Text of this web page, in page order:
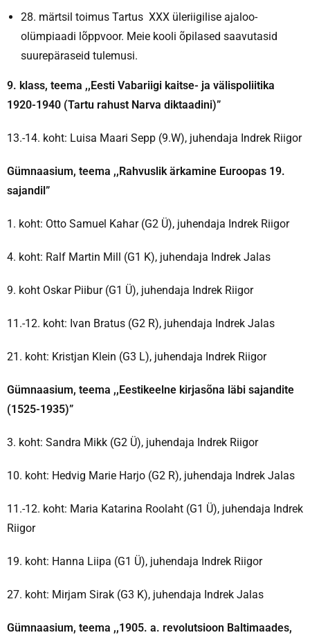
28. märtsil toimus Tartus XXX üleriigilise ajaloo-
olümpiaadi lõppvoor. Meie kooli õpilased saavutasid
suurepäraseid tulemusi.
9. klass, teema ,,Eesti Vabariigi kaitse- ja välispoliitika
1920-1940 (Tartu rahust Narva diktaadini)”
13.-14. koht: Luisa Maari Sepp (9.W), juhendaja Indrek Riigor
Gümnaasium, teema ,,Rahvuslik ärkamine Euroopas 19.
sajandil”
1. koht: Otto Samuel Kahar (G2 Ü), juhendaja Indrek Riigor
4. koht: Ralf Martin Mill (G1 K), juhendaja Indrek Jalas
9. koht Oskar Piibur (G1 Ü), juhendaja Indrek Riigor
11.-12. koht: Ivan Bratus (G2 R), juhendaja Indrek Jalas
21. koht: Kristjan Klein (G3 L), juhendaja Indrek Riigor
Gümnaasium, teema ,,Eestikeelne kirjasõna läbi sajandite
(1525-1935)”
3. koht: Sandra Mikk (G2 Ü), juhendaja Indrek Riigor
10. koht: Hedvig Marie Harjo (G2 R), juhendaja Indrek Jalas
11.-12. koht: Maria Katarina Roolaht (G1 Ü), juhendaja Indrek
Riigor
19. koht: Hanna Liipa (G1 Ü), juhendaja Indrek Riigor
27. koht: Mirjam Sirak (G3 K), juhendaja Indrek Jalas
Gümnaasium, teema ,,1905. a. revolutsioon Baltimaades,